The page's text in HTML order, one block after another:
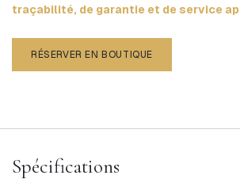
traçabilité, de garantie et de service
RÉSERVER EN BOUTIQUE
Spécifications